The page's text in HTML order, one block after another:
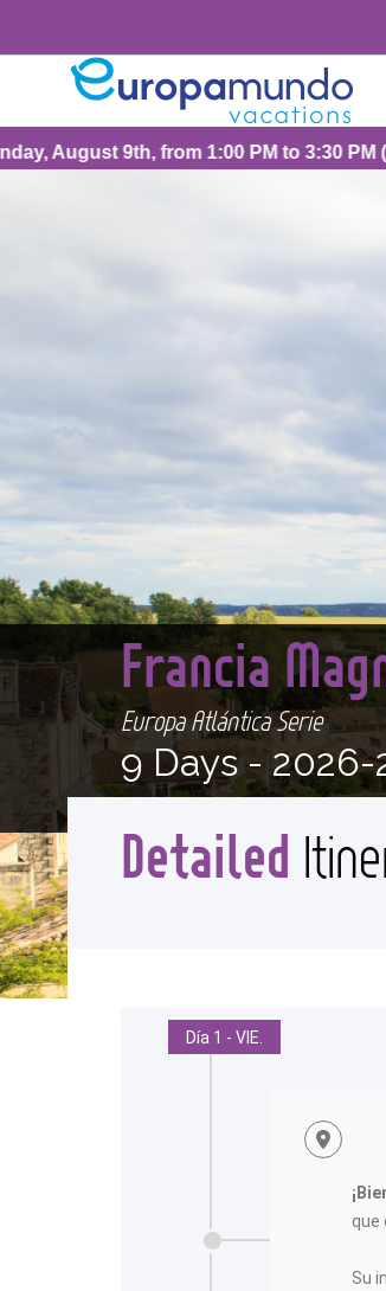
1:00 PM to 3:30 PM (CEST/Madrid).
Francia
Europa Atlántica Serie
9 Days -2026-
Detailed
Día 1 - VIE.
que
Su